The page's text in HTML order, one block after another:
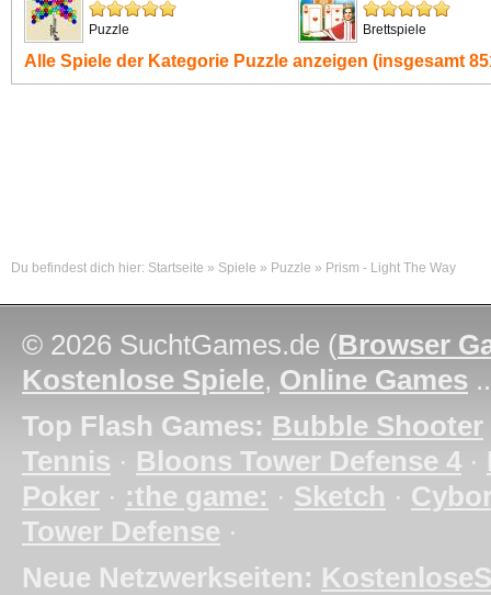
Puzzle Brettspiele
Alle Spiele der Kategorie Puzzle anzeigen (insgesamt
Du befindest dich hier: Startseite » Spiele » Puzzle » Prism - Light The Way
© 2026 SuchtGames.de (Browser
Kostenlose Spiele, Online Games
Top Flash Games: Bubble Shooter
Tennis · Bloons Tower Defense 4 ·
Poker · :the game: · Sketch ·
Tower Defense ·
Neue Netzwerkseiten: